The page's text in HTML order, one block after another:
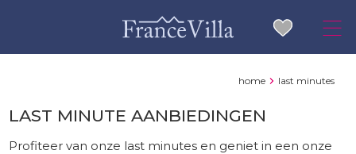
home last minutes
LAST MINUTE AANBIEDINGEN
Profiteer van onze last minutes en geniet in een onze